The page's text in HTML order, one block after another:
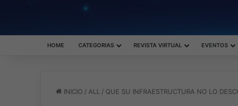
HOME CATEGORIAS REVISTA VIRTUAL EVENTOS
INICIO / ALL / QUE SU INFRAESTRUCTURA NO LO